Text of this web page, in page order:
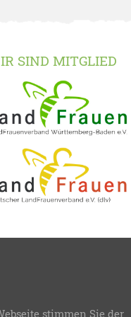
SIND MITGLIED
bzweic GmbH
stimmen Sie der